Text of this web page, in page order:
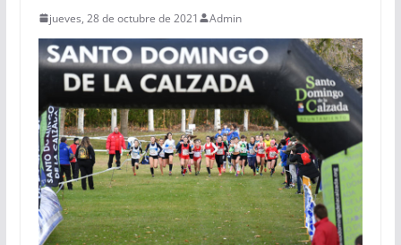
jueves, 28 de octubre de 2021 Admin